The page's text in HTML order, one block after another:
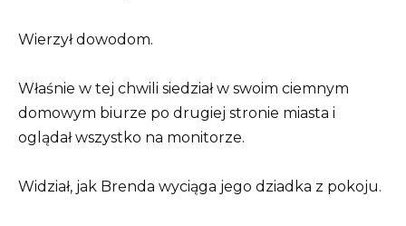
Wierzył dowodom.
Właśnie w tej chwili siedział w swoim ciemnym
domowym biurze po drugiej stronie miasta i
oglądał wszystko na monitorze.
Widział, jak Brenda wyciąga jego dziadka z pokoju.